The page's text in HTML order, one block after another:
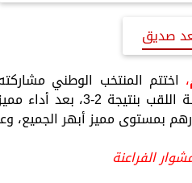
صديق
،
الأرجنتين حاملة
بمستوى مميز أبهر الجميع،
الفراعنة